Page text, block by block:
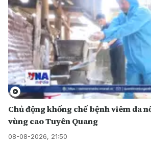
Chủ động khống chế bệnh viêm da
vùng cao Tuyên Quang
08-08-2026, 21:50